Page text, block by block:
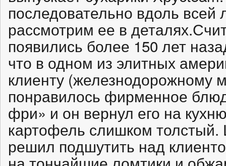
последовательно вдоль всей
рассмотрим ее в
появились более 150 лет
что в одном из элитных
клиенту (железнодорожному
понравилось фирменное
фри» и он вернул его на
картофель слишком
решил подшутить над